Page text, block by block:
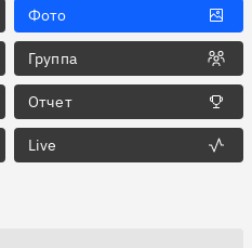
Фото
Группа
Отчет
Live